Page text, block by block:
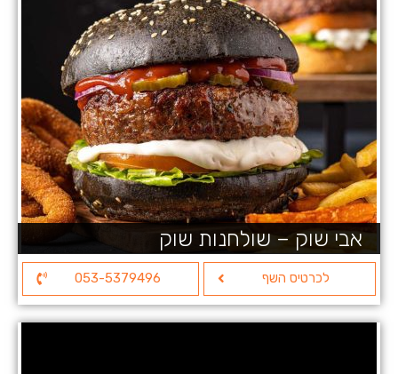
אבי שוק – שולחנות שוק
לכרטיס השף 053-5379496